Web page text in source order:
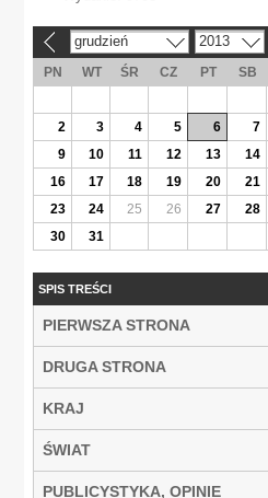
grudzień 2013
PN WT ŚR CZ PT SB
2
3 4 5 6 7
9
10 11 12 13 14
16
17 18 19 20 21
23
24 25 26 27 28
30
31
SPIS TREŚCI
PIERWSZA STRONA
DRUGA STRONA
KRAJ
ŚWIAT
PUBLICYSTYKA, OPINIE